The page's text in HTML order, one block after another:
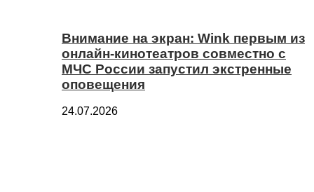
Внимание на экран: Wink первым из
онлайн-кинотеатров совместно с
МЧС России запустил экстренные
оповещения
24.07.2026